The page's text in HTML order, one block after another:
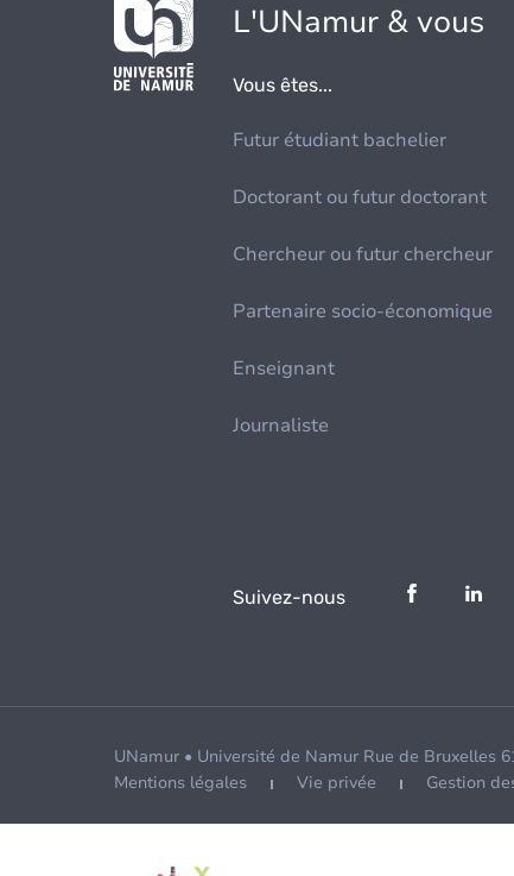
L'UNamur & vous
Vous êtes...
Futur étudiant bachelier
Doctorant ou futur doctorant
Chercheur ou futur chercheur
Partenaire socio-économique
Enseignant
Journaliste
Suivez-nous
UNamur • Université de Namur Rue de Bruxelles
Mentions légales
Vie privée Gestion